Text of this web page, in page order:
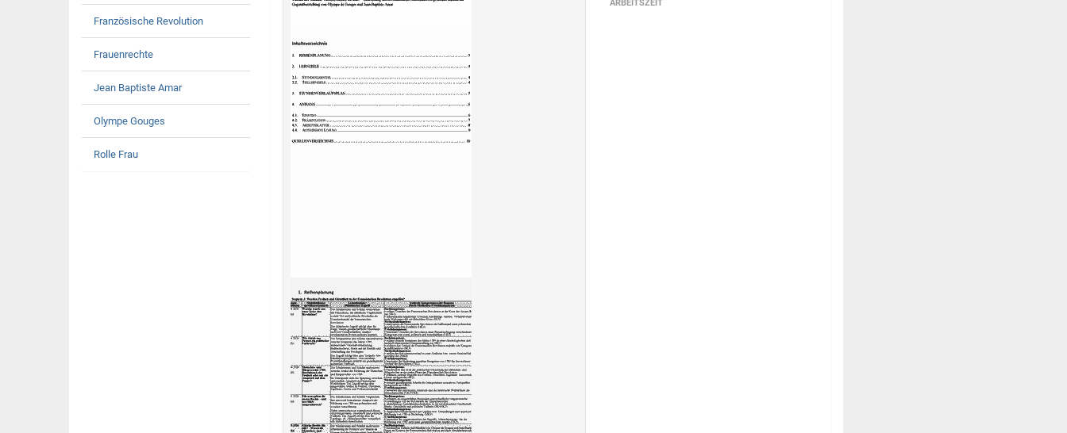
Französische Revolution
Frauenrechte
Jean Baptiste Amar
Olympe Gouges
Rolle Frau
ARBEITSZEIT